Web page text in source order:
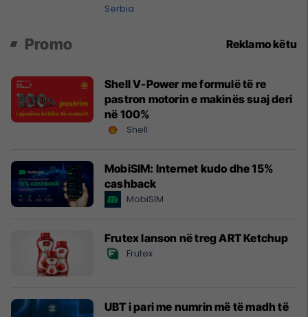
Banjskën, sulmin ndaj KFOR-it dhe
Serbia
Promo Reklamo këtu
Shell V-Power me formulë të re
pastron motorin e makinës suaj deri
në 100%
Shell
MobiSIM: Internet kudo dhe 15%
cashback
MobiSIM
Frutex lanson në treg ART Ketchup
Frutex
UBT i pari me numrin më të madh të